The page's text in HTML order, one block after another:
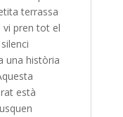
terrassa
vi pren tot el
una història
està